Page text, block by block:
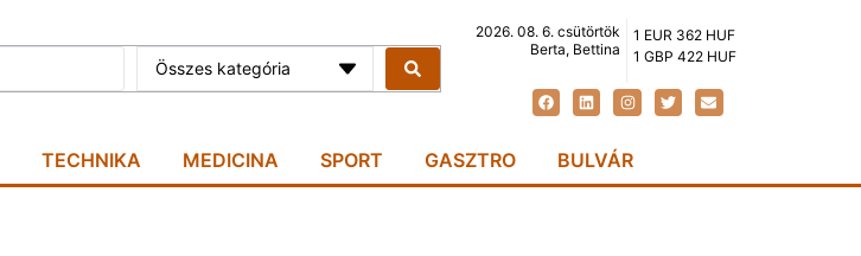
Összes kategória
2026. 08. 6. csütörtök
Berta, Bettina
1 EUR 362 HUF
1 GBP 422 HUF
TECHNIKA MEDICINA SPORT GASZTRO BULVÁR